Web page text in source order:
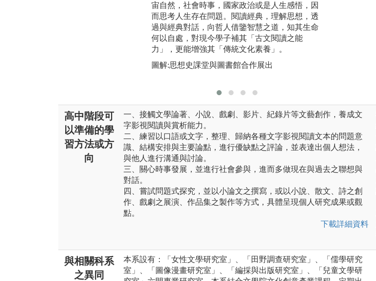
宙自然，社會時事，國家政治或是人生感悟，因
而思考人生存在問題。閱讀經典，理解思想，透
過與經典對話，向哲人借鑒智慧之道，知其生命
何以自處，對現今學子補其「古文閱讀之能
力」，更能增強其「傳統文化素養」。
圖解:思想史課堂與圖書館合作展出
高中階段可
以準備的學
習方法或方
向
一、接觸文學論著、小說、戲劇、影片、紀錄片等文藝創作，養成文
字影視閱讀與賞析能力。
二、練習以口語或文字，整理、歸納各種文字影視閱讀文本的問題意
識、結構安排與主要論點，進行優缺點之評論，並表達出個人想法，
與他人進行溝通與討論。
三、關心時事發展，並進行社會參與，進而多做現在與過去之聯想與
對話。
四、嘗試問題式探究，並以小論文之撰寫，或以小說、散文、詩之創
作、戲劇之展演、作品集之製作等方式，具體呈現個人研究成果或觀
點。
下載詳細資料
與相關科系
之異同
本系設有：「女性文學研究室」、「田野調查研究室」、「儒學研究
室」、「圖像漫畫研究室」、「編採與出版研究室」、「兒童文學研